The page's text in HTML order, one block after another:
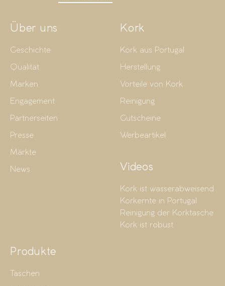
Über uns
Geschichte
Qualität
Marken
Engagement
Partnerseiten
Presse
Märkte
News
Kork
Kork aus Portugal
Herstellung
Vorteile von Kork
Reinigung
Gutscheine
Werbeartikel
Videos
Kork ist wasserabweisend
Korkernte in Portugal
Reinigung der Korktasche
Kork ist robust
Produkte
Taschen